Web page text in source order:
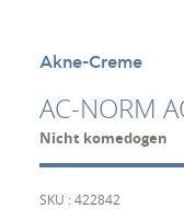
Akne-Creme
AC-NORM
Nicht komedogen
SKU : 422842